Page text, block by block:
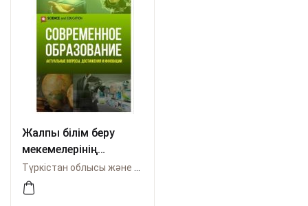
Жалпы білім беру
мекемелерінің
толерантты кеңістігін
ұйымдастыру
мәселелері